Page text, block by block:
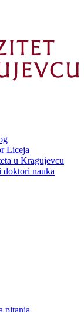
Liceja
u Kragujevcu
doktori nauka
pitanja